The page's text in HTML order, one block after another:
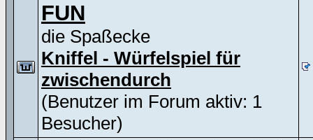
FUN
die Spaßecke
Kniffel - Würfelspiel für
zwischendurch
(Benutzer im Forum aktiv: 1
Besucher)